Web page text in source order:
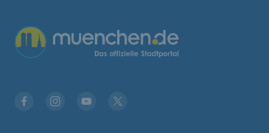
Übergreifende Links